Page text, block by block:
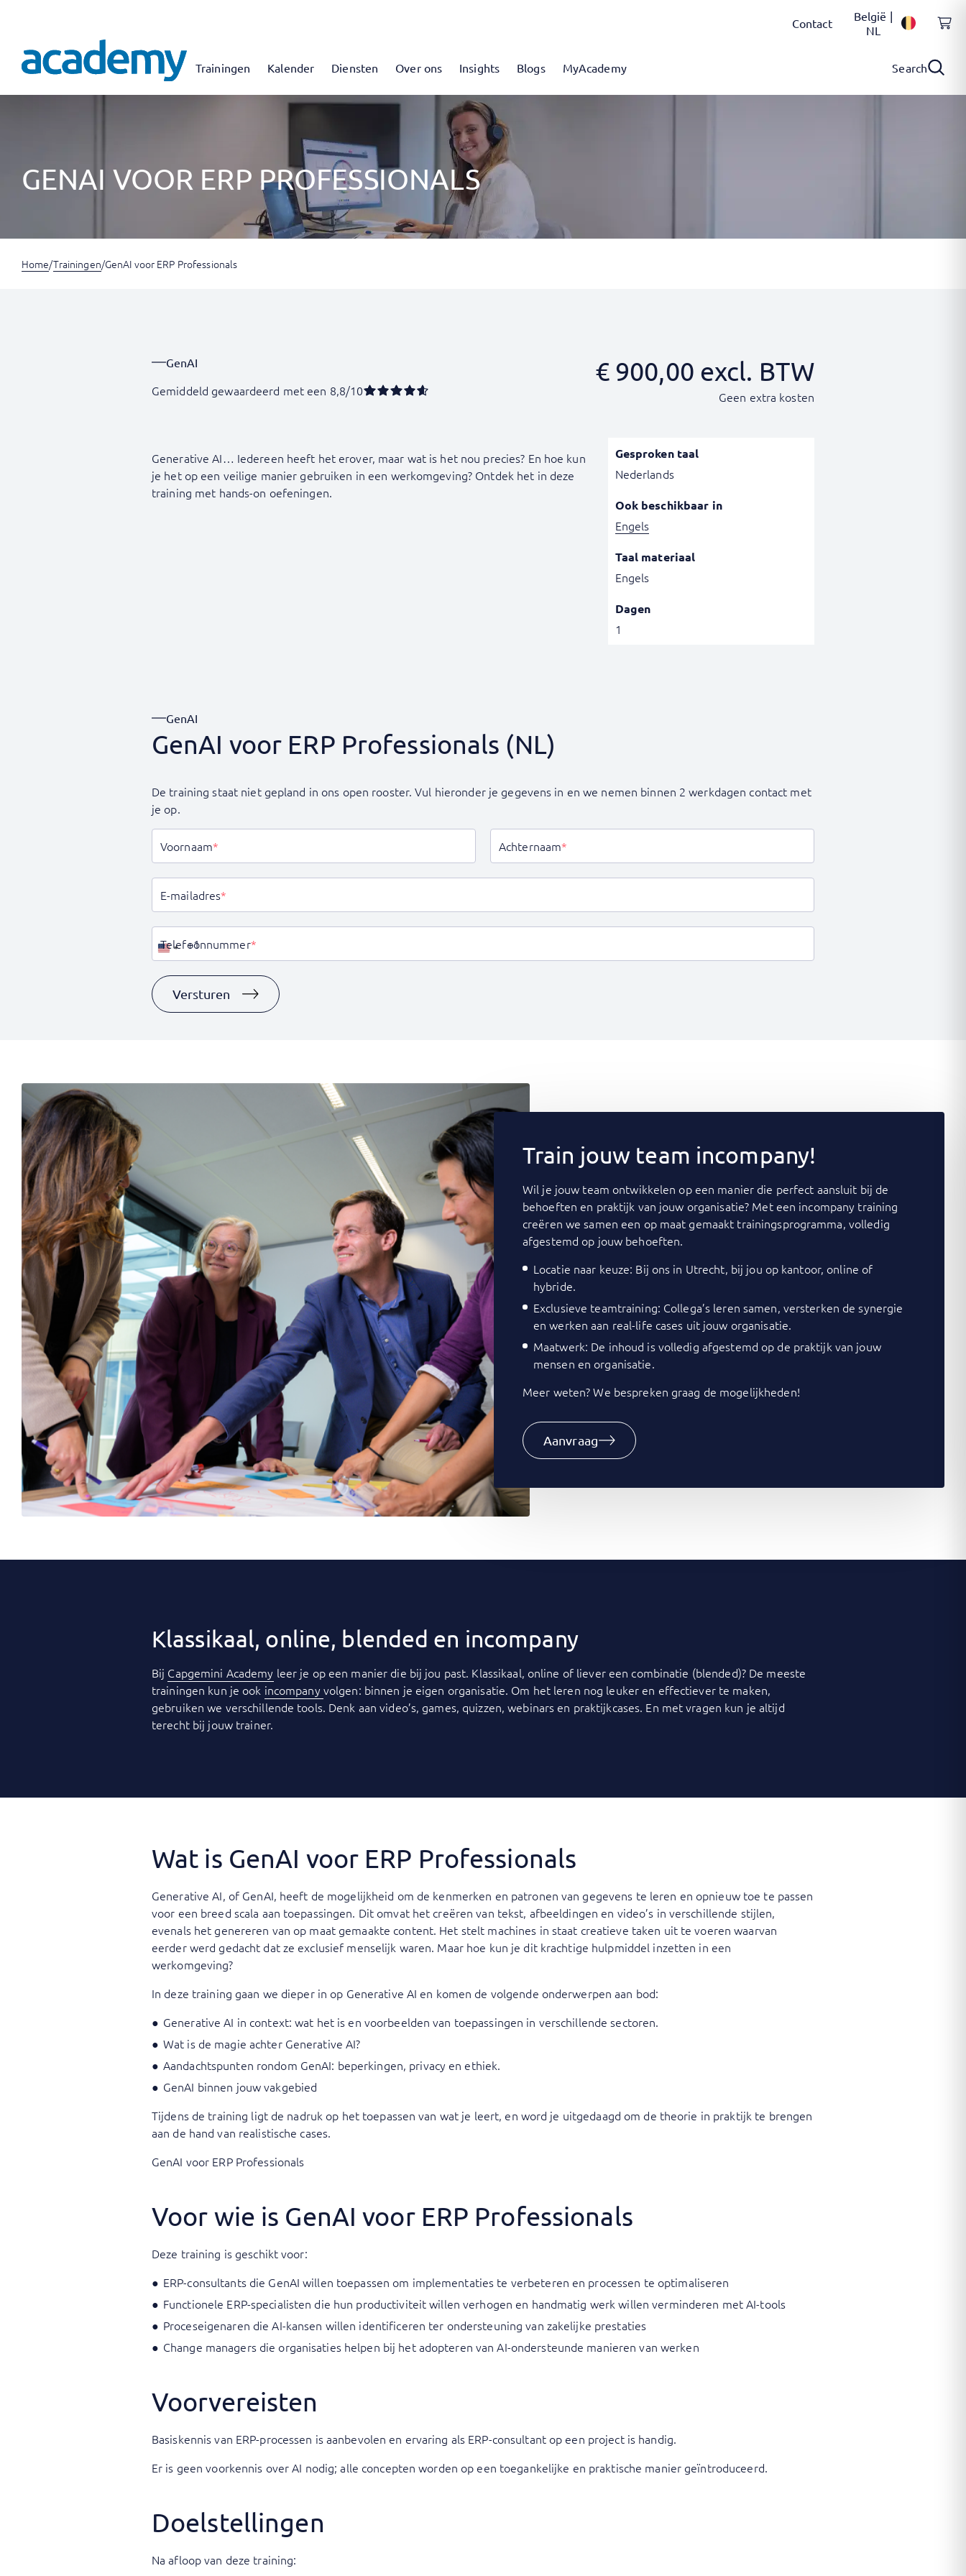
Contact
België |
NL
Trainingen Kalender Diensten Over ons Insights Blogs MyAcademy Search
GENAI VOOR ERP PROFESSIONALS
Home/Trainingen/GenAI voor ERP Professionals
GenAI
Gemiddeld gewaardeerd met een 8,8/10
€900,00 excl. BTW
Geen extra kosten
Generative AI… Iedereen heeft het erover, maar wat is het nou precies? En hoe kun
je het op een veilige manier gebruiken in een werkomgeving? Ontdek het in deze
training met hands-on oefeningen.
Gesproken taal
Nederlands
Ook beschikbaar in
Engels
Taal materiaal
Engels
Dagen
1
GenAI
GenAI voor ERP Professionals (NL)
De training staat niet gepland in ons open rooster. Vul hieronder je gegevens in en we nemen binnen 2 werkdagen contact met
je op.
Voornaam* Achternaam*
E-mailadres*
Telefoonnummer*
Verenigde
+1Versturen
Train jouw team incompany!
Wil je jouw team ontwikkelen op een manier die perfect aansluit bij de
behoeften en praktijk van jouw organisatie? Met een incompany training
creëren we samen een op maat gemaakt trainingsprogramma, volledig
afgestemd op jouw behoeften.
Locatie naar keuze: Bij ons in Utrecht, bij jou op kantoor, online of
hybride.
Exclusieve teamtraining: Collega’s leren samen, versterken de synergie
en werken aan real-life cases uit jouw organisatie.
Maatwerk: De inhoud is volledig afgestemd op de praktijk van jouw
mensen en organisatie.
Meer weten? We bespreken graag de mogelijkheden!
Aanvraag
Klassikaal, online, blended en incompany
Bij Capgemini Academy leer je op een manier die bij jou past. Klassikaal, online of liever een combinatie (blended)? De meeste
trainingen kun je ook incompany volgen: binnen je eigen organisatie. Om het leren nog leuker en effectiever te maken,
gebruiken we verschillende tools. Denk aan video’s, games, quizzen, webinars en praktijkcases. En met vragen kun je altijd
terecht bij jouw trainer.
Wat is GenAI voor ERP Professionals
Generative AI, of GenAI, heeft de mogelijkheid om de kenmerken en patronen van gegevens te leren en opnieuw toe te passen
voor een breed scala aan toepassingen. Dit omvat het creëren van tekst, afbeeldingen en video’s in verschillende stijlen,
evenals het genereren van op maat gemaakte content. Het stelt machines in staat creatieve taken uit te voeren waarvan
eerder werd gedacht dat ze exclusief menselijk waren. Maar hoe kun je dit krachtige hulpmiddel inzetten in een
werkomgeving?
In deze training gaan we dieper in op Generative AI en komen de volgende onderwerpen aan bod:
Generative AI in context: wat het is en voorbeelden van toepassingen in verschillende sectoren.
Wat is de magie achter Generative AI?
Aandachtspunten rondom GenAI: beperkingen, privacy en ethiek.
GenAI binnen jouw vakgebied
Tijdens de training ligt de nadruk op het toepassen van wat je leert, en word je uitgedaagd om de theorie in praktijk te brengen
aan de hand van realistische cases.
GenAI voor ERP Professionals
Voor wie is GenAI voor ERP Professionals
Deze training is geschikt voor:
ERP-consultants die GenAI willen toepassen om implementaties te verbeteren en processen te optimaliseren
Functionele ERP-specialisten die hun productiviteit willen verhogen en handmatig werk willen verminderen met AI-tools
Proceseigenaren die AI-kansen willen identificeren ter ondersteuning van zakelijke prestaties
Change managers die organisaties helpen bij het adopteren van AI-ondersteunde manieren van werken
Voorvereisten
Basiskennis van ERP-processen is aanbevolen en ervaring als ERP-consultant op een project is handig.
Er is geen voorkennis over AI nodig; alle concepten worden op een toegankelijke en praktische manier geïntroduceerd.
Doelstellingen
Na afloop van deze training: